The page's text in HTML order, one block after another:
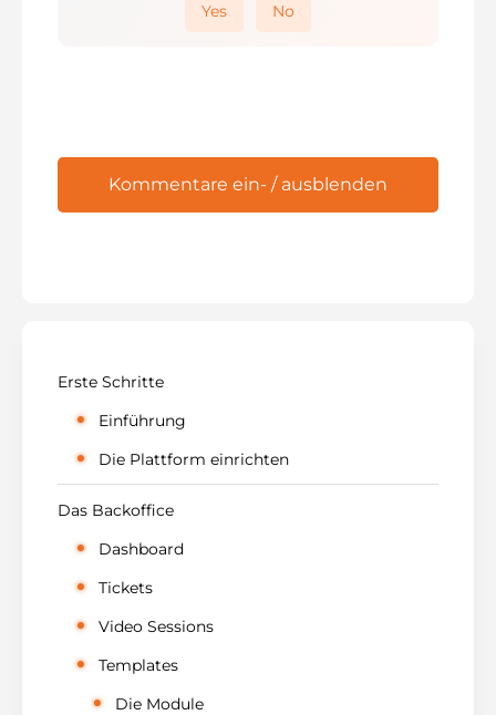
Yes No
Kommentare ein- / ausblenden
Erste Schritte
Einführung
Die Plattform einrichten
Das Backoffice
Dashboard
Tickets
Video Sessions
Templates
Die Module